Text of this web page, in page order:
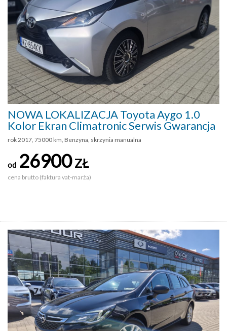
NOWA LOKALIZACJA Toyota Aygo 1.0
Kolor Ekran Climatronic Serwis Gwarancja
rok 2017, 75000 km, Benzyna, skrzynia manualna
od 26900ZŁ
cena brutto (faktura vat-marża)